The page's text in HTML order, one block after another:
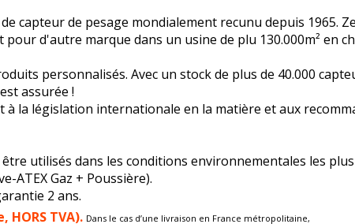
capteur de pesage mondialement recunu depuis 1965.
d'autre marque dans un usine de plu 130.000m² en
personnalisés. Avec un stock de plus de 40.000
assurée !
la législation internationale en la matière et aux
utilisés dans les conditions environnementales les
ATEX Gaz + Poussière).
2 ans.
HORS TVA). Dans le cas d’une livraison en France métropolitaine,